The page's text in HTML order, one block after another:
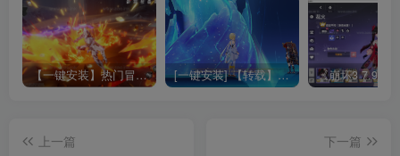
【一键安装】热门冒险策略类游戏崩坏：星穹铁道全新2.3版本一键端+一键代理+一键启动+免虚拟机 [一键安装] 【转载】原神3.4真端服务端+源码+配套客户端+详尽说明+GM工具+源码说明文件
上一篇
下一篇